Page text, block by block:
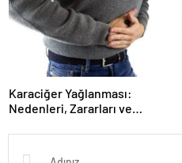
Karaciğer Yağlanması:
Nedenleri, Zararları ve
Tavsiyeleri